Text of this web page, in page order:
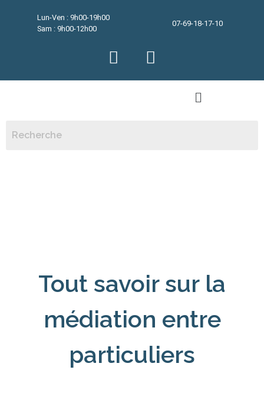
Lun-Ven : 9h00-19h00
Sam : 9h00-12h00
07-69-18-17-10
Tout savoir sur la
médiation entre
particuliers